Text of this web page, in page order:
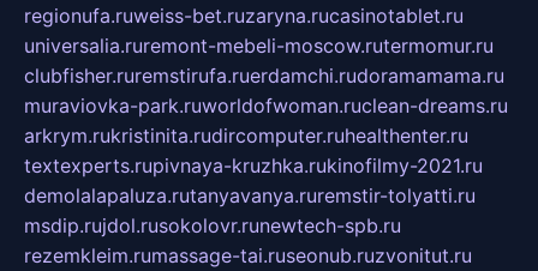
regionufa.ruweiss-bet.ruzaryna.rucasinotablet.ru
universalia.ruremont-mebeli-moscow.rutermomur.ru
clubfisher.ruremstirufa.ruerdamchi.rudoramamama.ru
muraviovka-park.ruworldofwoman.ruclean-dreams.ru
arkrym.rukristinita.rudircomputer.ruhealthenter.ru
textexperts.rupivnaya-kruzhka.rukinofilmy-2021.ru
demolalapaluza.rutanyavanya.ruremstir-tolyatti.ru
msdip.rujdol.rusokolovr.runewtech-spb.ru
rezemkleim.rumassage-tai.ruseonub.ruzvonitut.ru